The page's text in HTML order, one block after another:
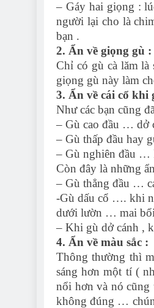
– Gáy hai giọng :
người lại cho là
bạn .
2. Ẩn về giọng gù :
Chỉ có gù cà lăm
giọng gù này làm
3. Ẩn về cái cổ khi
Như các bạn cũng
– Gù cao đầu … dở
– Gù thấp đầu hay
– Gù nghiên đầu …
Còn đây là những
– Gù thẳng đầu …
-Gù dấu cổ …. khi
dưới lườn … mai
– Khi gù dở cánh ,
4. Ẩn về màu sắc :
Thông thường thì
sáng hơn một tí (
nổi hơn và nó
không đúng …